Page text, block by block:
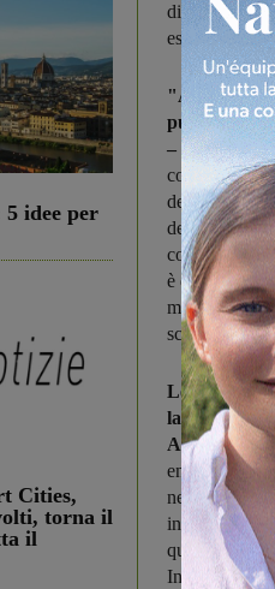
idee per
Cities,
torna il
il
difficile",
esecutore.
"Abbiamo
punto sul
– ricorda il
dell'imbocco
come sono
è di lavorare
minori disagi
scelta verso
Le prossime
lavorerà allo
Autostrade,
entrambi,
nell'area oggi
invece
questo punto
Incisa non